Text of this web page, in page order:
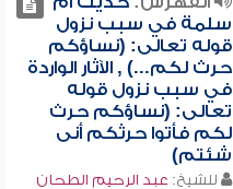
سلمة في سبب نزول
قوله تعالى: (نساؤكم
حرث لكم...) , الآثار الواردة
في سبب نزول قوله
تعالى: (نساؤكم حرث
لكم فأتوا حرثكم أنى
شئتم)
للشيخ: عبد الرحيم الطحان